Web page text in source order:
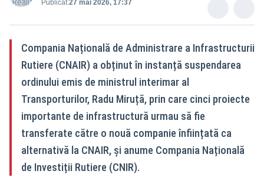
Publicat:27 mai 2026, 17:37
Compania Națională de Administrare a Infrastructurii
Rutiere (CNAIR) a obținut în instanță suspendarea
ordinului emis de ministrul interimar al
Transporturilor, Radu Miruță, prin care cinci proiecte
importante de infrastructură urmau să fie
transferate către o nouă companie înființată ca
alternativă la CNAIR, și anume Compania Națională
de Investiții Rutiere (CNIR).